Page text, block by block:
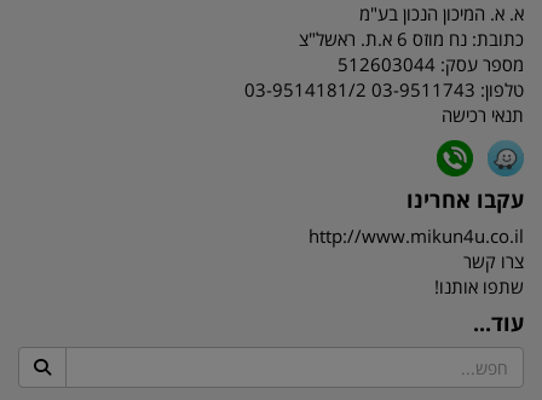
א. א. המיכון הנכון בע"מ
כתובת: נח מוזס 6 א.ת. ראשל"צ
מספר עסק: 512603044
טלפון: 03-9511743 03-9514181/2
תנאי רכישה
עקבו אחרינו
http://www.mikun4u.co.il
צרו קשר
שתפו אותנו!
עוד...